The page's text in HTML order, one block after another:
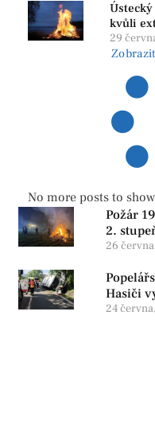
kvůli
ohňů i
29
No more posts to show
Požár
2.
26
Hasiči
24